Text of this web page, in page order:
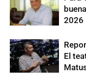
2026
El